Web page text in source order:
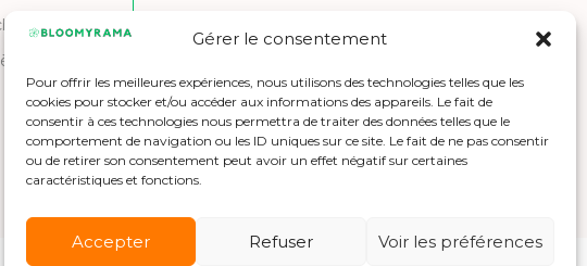
Gérer le consentement
Pour offrir les meilleures expériences, nous utilisons des technologies telles que les
cookies pour stocker et/ou accéder aux informations des appareils. Le fait de
consentir à ces technologies nous permettra de traiter des données telles que le
comportement de navigation ou les ID uniques sur ce site. Le fait de ne pas consentir
ou de retirer son consentement peut avoir un effet négatif sur certaines
caractéristiques et fonctions.
Accepter Refuser Voir les préférences
et deuil